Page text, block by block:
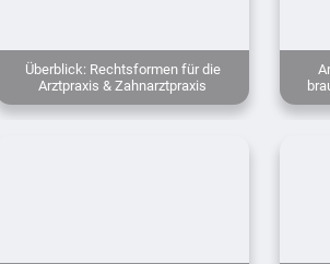
Überblick: Rechtsformen für die
Arztpraxis & Zahnarztpraxis